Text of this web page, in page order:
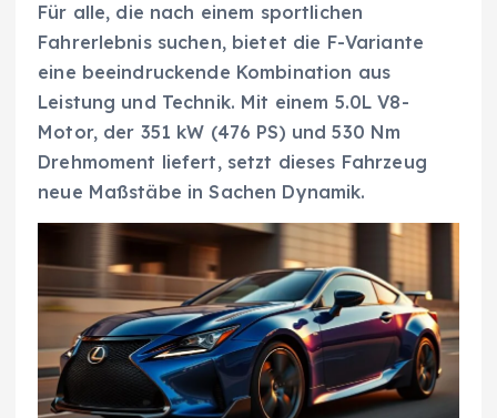
Für alle, die nach einem sportlichen
Fahrerlebnis suchen, bietet die F-Variante
eine beeindruckende Kombination aus
Leistung und Technik. Mit einem 5.0L V8-
Motor, der 351 kW (476 PS) und 530 Nm
Drehmoment liefert, setzt dieses Fahrzeug
neue Maßstäbe in Sachen Dynamik.